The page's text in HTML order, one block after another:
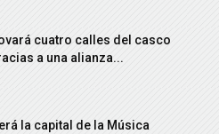
cuatro calles del casco
a una alianza...
la capital de la Música